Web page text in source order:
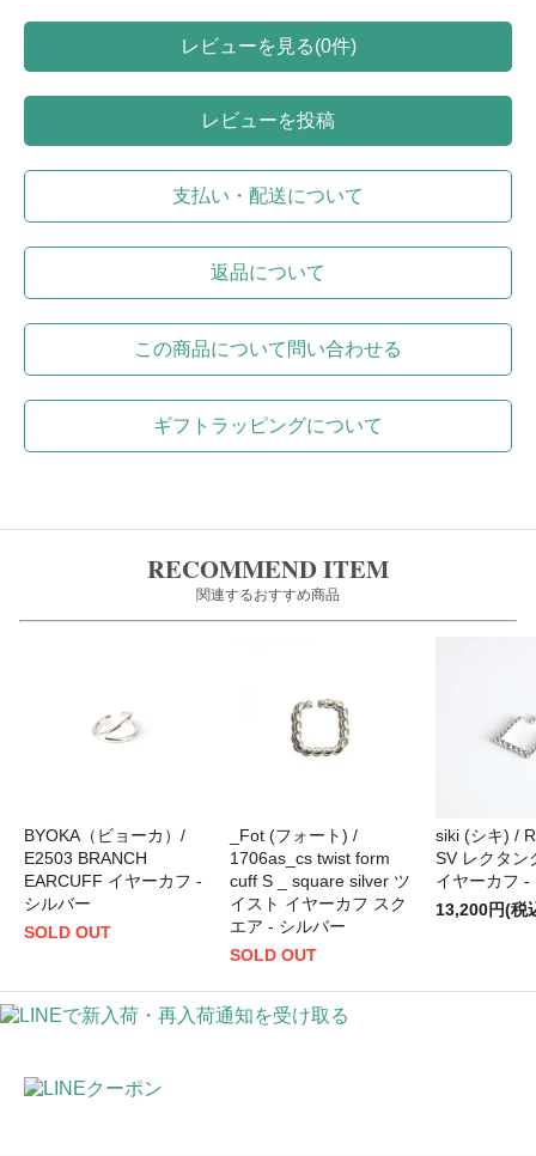
レビューを見る(0件)
レビューを投稿
支払い・配送について
返品について
この商品について問い合わせる
ギフトラッピングについて
RECOMMEND ITEM
関連するおすすめ商品
BYOKA（ビョーカ）/
E2503 BRANCH
EARCUFF イヤーカフ -
シルバー
SOLD OUT
_Fot (フォート) /
1706as_cs twist form
cuff S _ square silver ツ
イスト イヤーカフ スク
エア - シルバー
SOLD OUT
siki (シキ) /
SV レクタン
イヤーカフ -
13,200円(税